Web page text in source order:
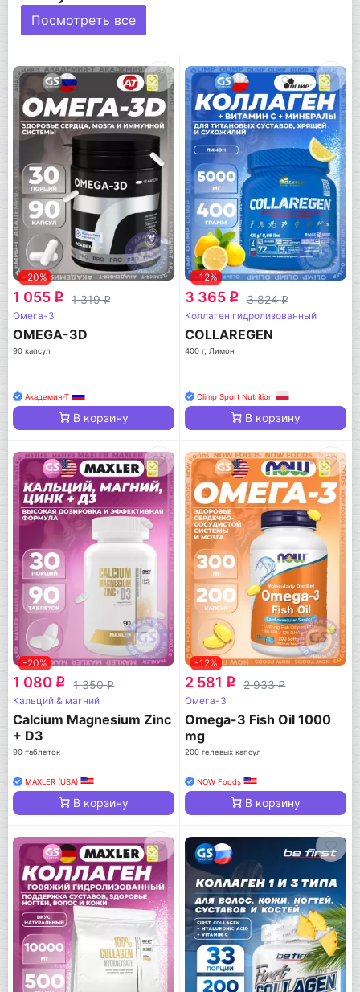
Посмотреть все
-20%
1 055 q 1 319q
Омега-3
OMEGA-3D
90 капсул
Академия-Т
В корзину
-12%
3 365 q 3 824q
Коллаген гидролизованный
COLLAREGEN
400 г, Лимон
Olimp Sport Nutrition
В корзину
-20%
1 080 q 1 350q
Кальций & магний
Calcium Magnesium Zinc
+ D3
90 таблеток
MAXLER (USA)
В корзину
-12%
2 581 q 2 933q
Омега-3
Omega-3 Fish Oil 1000
mg
200 гелевых капсул
NOW Foods
В корзину